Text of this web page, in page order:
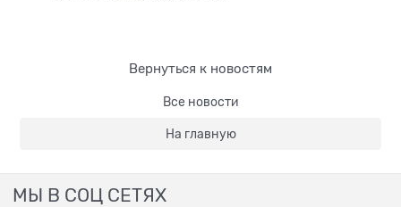
Вернуться к новостям
Все новости
На главную
МЫ В СОЦ СЕТЯХ